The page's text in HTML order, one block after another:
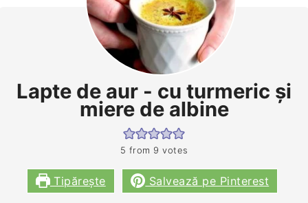
Lapte de aur - cu turmeric şi
miere de albine
5 from 9 votes
Tipărește Salvează pe Pinterest